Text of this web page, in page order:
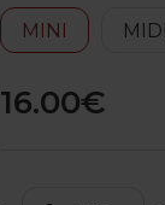
MINI MIDI
16.00€